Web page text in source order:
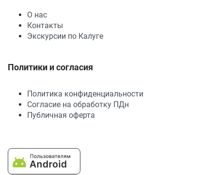
О нас
Контакты
Экскурсии по Калуге
Политики и согласия
Политика конфиденциальности
Согласие на обработку ПДн
Публичная оферта